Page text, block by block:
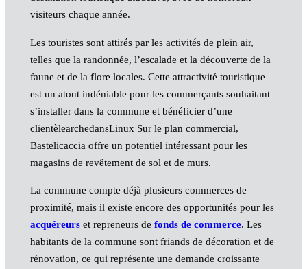
visiteurs chaque année.
Les touristes sont attirés par les activités de plein air,
telles que la randonnée, l’escalade et la découverte de la
faune et de la flore locales. Cette attractivité touristique
est un atout indéniable pour les commerçants souhaitant
s’installer dans la commune et bénéficier d’une
clientèlearchedansLinux Sur le plan commercial,
Bastelicaccia offre un potentiel intéressant pour les
magasins de revêtement de sol et de murs.
La commune compte déjà plusieurs commerces de
proximité, mais il existe encore des opportunités pour les
acquéreurset repreneurs de fonds de commerce. Les
habitants de la commune sont friands de décoration et de
rénovation, ce qui représente une demande croissante